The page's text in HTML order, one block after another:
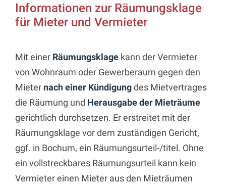
Informationen zur Räumungsklage
für Mieter und Vermieter
Mit einer Räumungsklage kann der Vermieter
von Wohnraum oder Gewerberaum gegen den
Mieter nach einer Kündigungdes Mietvertrages
die Räumung und Herausgabe der Mieträume
gerichtlich durchsetzen. Er erstreitet mit der
Räumungsklage vor dem zuständigen Gericht,
ggf. in Bochum, ein Räumungsurteil-/titel. Ohne
ein vollstreckbares Räumungsurteil kann kein
Vermieter einen Mieter aus den Mieträumen